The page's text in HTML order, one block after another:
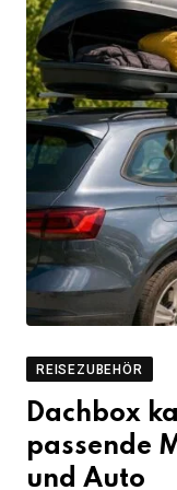
REISEZUBEHÖR
Dachbox
passende
und Auto